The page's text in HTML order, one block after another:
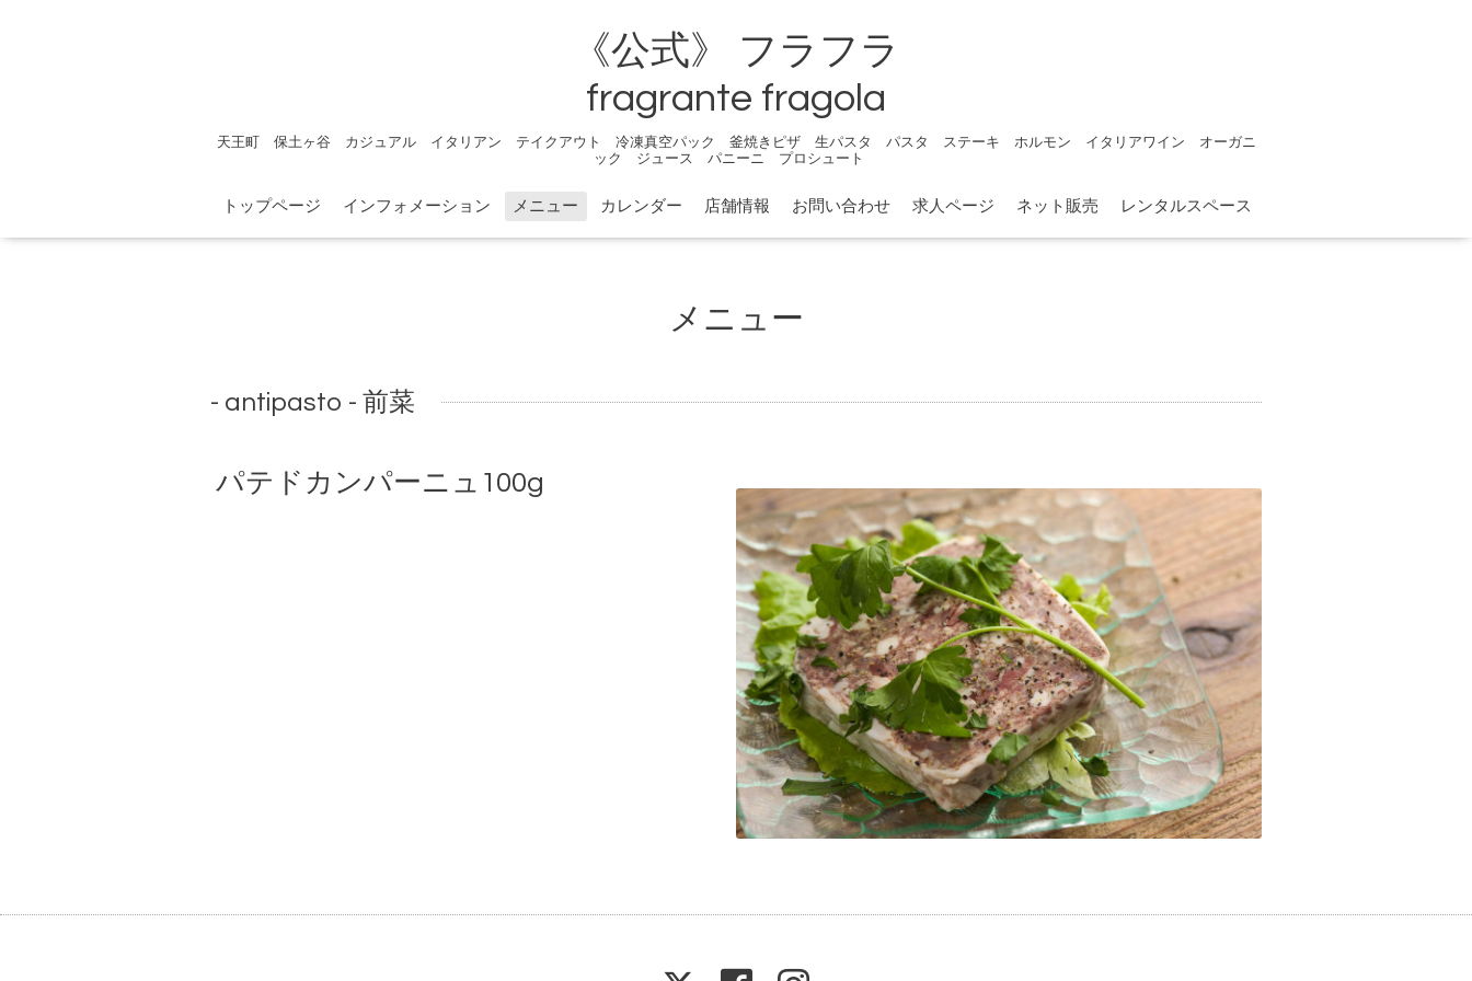
《公式》 フラフラ
fragrante fragola
天王町 保土ヶ谷 カジュアル イタリアン テイクアウト 冷凍真空パック 釜焼きピザ 生パスタ パスタ ステーキ ホルモン イタリアワイン オーガニ
ック ジュース パニーニ プロシュート
トップページ インフォメーション メニュー カレンダー 店舗情報 お問い合わせ 求人ページ ネット販売 レンタルスペース
メニュー
- antipasto - 前菜
パテドカンパーニュ100g